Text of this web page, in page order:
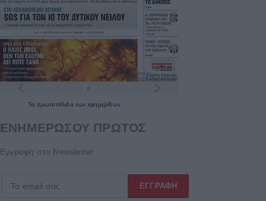
Τα πρωτοσέλιδατων εφημερίδων
ΕΝΗΜΕΡΩΣΟΥ ΠΡΩΤΟΣ
Εγγραφή στο Newsletter